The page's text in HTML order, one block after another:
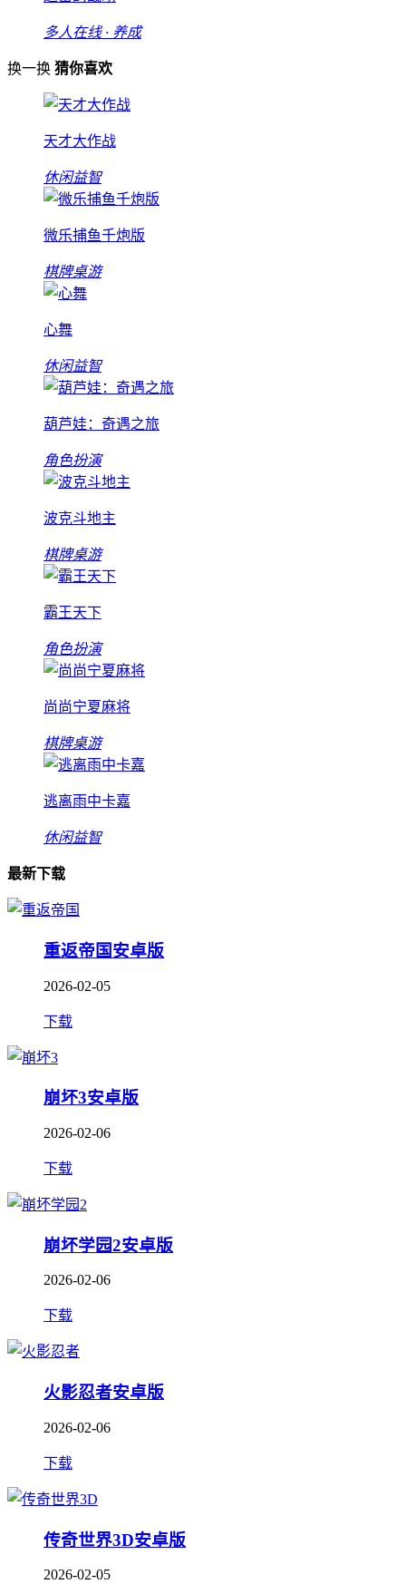
多人在线 · 养成
换一换 猜你喜欢
天才大作战
休闲益智
微乐捕鱼千炮版
棋牌桌游
心舞
休闲益智
葫芦娃：奇遇之旅
角色扮演
波克斗地主
棋牌桌游
霸王天下
角色扮演
尚尚宁夏麻将
棋牌桌游
逃离雨中卡嘉
休闲益智
最新下载
重返帝国安卓版
2026-02-05
下载
崩坏3安卓版
2026-02-06
下载
崩坏学园2安卓版
2026-02-06
下载
火影忍者安卓版
2026-02-06
下载
传奇世界3D安卓版
2026-02-05